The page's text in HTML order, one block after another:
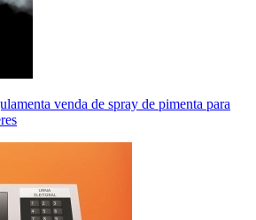
venda de spray de pimenta para